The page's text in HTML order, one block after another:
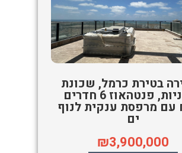
בטירת כרמל, שכונת
הכלניות, פנטהאוז 6 חדרים
עם מרפסת ענקית לנוף
ים
₪3,900,000